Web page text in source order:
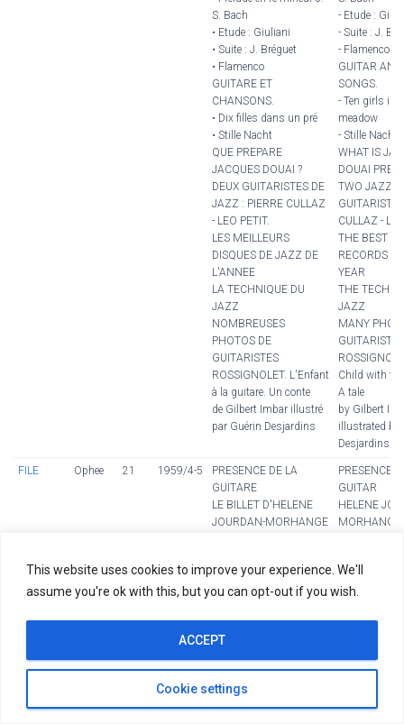
This website uses cookies to improve your experience. We'll
assume you're ok with this, but you can opt-out if you wish.
Cookie settings
ACCEPT
S. Bach
• Etude : Giuliani
• Suite : J. Bréguet
• Flamenco
GUITARE ET
CHANSONS.
• Dix filles dans un pré
• Stille Nacht
QUE PREPARE
JACQUES DOUAI ?
DEUX GUITARISTES DE
JAZZ : PIERRE CULLAZ
- LEO PETIT.
LES MEILLEURS
DISQUES DE JAZZ DE
L'ANNEE
LA TECHNIQUE DU
JAZZ
NOMBREUSES
PHOTOS DE
GUITARISTES
ROSSIGNOLET. L'Enfant
à la guitare. Un conte
de Gilbert Imbar illustré
par Guérin Desjardins
- Etude :
- Suite : J.
- Flamenco
GUITAR AND
SONGS.
- Ten girls in a
meadow
- Stille Nacht
WHAT IS
DOUAI
TWO JAZZ
GUITARISTS
CULLAZ -
THE BEST
RECORDS
YEAR
THE
JAZZ
MANY
GUITARISTS
Child with
A tale
by Gilbert
illustrated by
Desjardins
FILE Ophee 21 1959/4-5
PRESENCE DE LA
GUITARE
LE BILLET D'HELENE
JOURDAN-MORHANGE
par René Dumesnil
• Maurice Emmanuel et
par Frank Emmanuel
LES MAITRES DE LA
GUITARE ET LEUR
• Dionisio Aguado.
LES PAGES
PRESENCE
GUITAR
HELENE
- The Man
Work, by René
- Maurice
Nature, by
THE GUITAR